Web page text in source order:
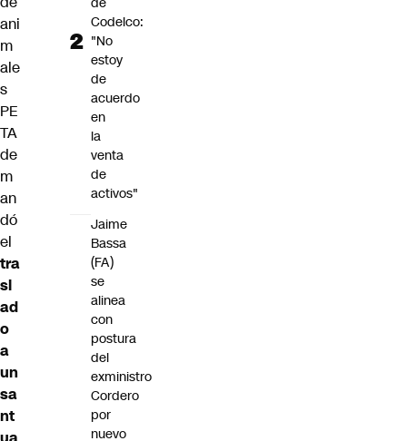
ani
m
ale
s
PE
TA
de
m
an
dó
el
tra
sl
ad
o
a
un
sa
nt
Codelco:
"No
estoy
de
acuerdo
en
la
venta
de
activos"
Jaime
Bassa
(FA)
se
alinea
con
postura
del
exministro
Cordero
por
nuevo